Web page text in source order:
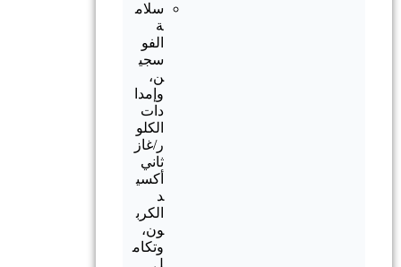
سلام
ة
الفو
سجي
ن،
وإمدا
دات
الكلو
ر/غاز
ثاني
أكسي
د
الكرب
ون،
وتكام